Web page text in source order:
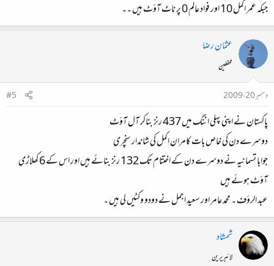
جبکہ عمر اکمل 10 اور فواد عالم 0 پر ناٹ آؤٹ ہیں ۔۔
عثمان رضا
محفلین
دسمبر 20، 2009
#5
پاکستان نے اپنی پہلی اننگ میں 437 رنز بناکر آل آؤٹ
دوسرے دن کی خاص بات کامران اکمل کی شاندار سنچری
جوابا تسمانیہ نے دوسرے دن کے اختتام تک 132 رنز بنائے ہیں اور اس کے 6 کھلاڑی
آؤٹ ہوئے ہیں
عبد الرؤف ۔ محمد عامر اور سعید اجمل نے دودو وکٹیں لی ہیں ۔
شمشاد
لائبریرین